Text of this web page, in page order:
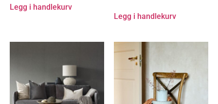
Legg i handlekurv
Legg i handlekurv